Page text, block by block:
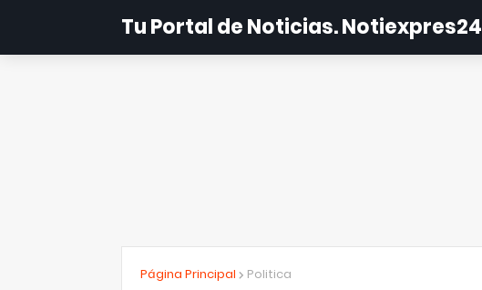
Tu Portal de Noticias. Notiexpres24
Página Principal Politica